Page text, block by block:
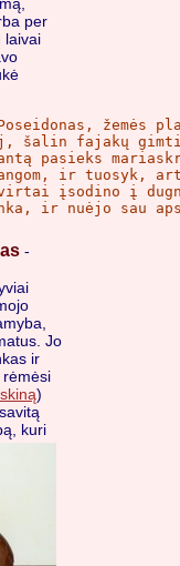
per
laivai
žemės
šalin fajakų
pasieks
ir tuosyk,
įsodino į
ir nuėjo sau
-
Jo
ir
rėmėsi
)
kuri